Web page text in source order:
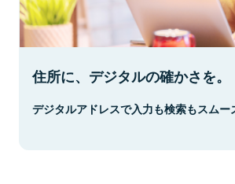
住所に、デジタルの確かさを。
デジタルアドレスで入力も検索もスムー